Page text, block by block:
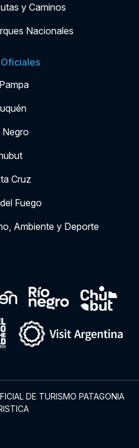
y Caminos
Nacionales
Negro
Cruz
Fuego
Ambiente y Deporte
DE TURISMO PATAGONIA